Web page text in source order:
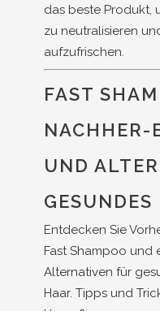
das beste Produkt,
zu neutralisieren
aufzufrischen.
FAST
NACHHER-
UND
GESUNDES
Entdecken Sie
Fast Shampoo und
Alternativen für
Haar. Tipps und